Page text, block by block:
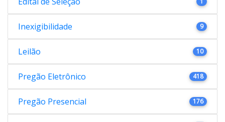
Inexigibilidade 9
Leilão 10
Pregão Eletrônico 418
Pregão Presencial 176